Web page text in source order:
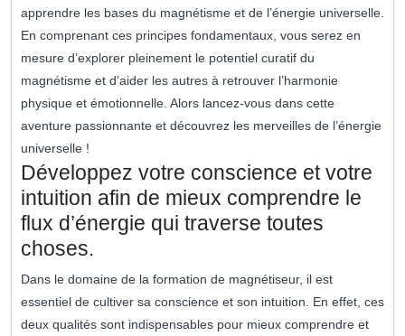
apprendre les bases du magnétisme et de l’énergie universelle.
En comprenant ces principes fondamentaux, vous serez en
mesure d’explorer pleinement le potentiel curatif du
magnétisme et d’aider les autres à retrouver l’harmonie
physique et émotionnelle. Alors lancez-vous dans cette
aventure passionnante et découvrez les merveilles de l’énergie
universelle !
Développez votre conscience et votre
intuition afin de mieux comprendre le
flux d’énergie qui traverse toutes
choses.
Dans le domaine de la formation de magnétiseur, il est
essentiel de cultiver sa conscience et son intuition. En effet, ces
deux qualités sont indispensables pour mieux comprendre et